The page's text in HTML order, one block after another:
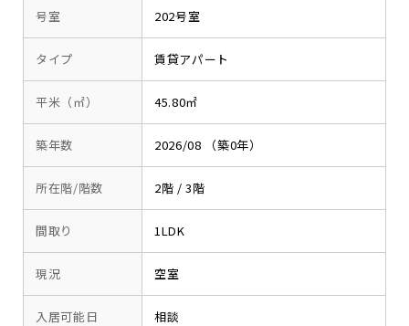
号室 202号室
タイプ 賃貸アパート
平米（㎡） 45.80㎡
築年数 2026/08 （築0年）
所在階/階数 2階 / 3階
間取り 1LDK
現況 空室
入居可能日 相談